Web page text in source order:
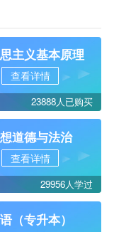
主义基本原理
查看详情
23888人已购买
道德与法治
查看详情
29956人学过
（专升本）